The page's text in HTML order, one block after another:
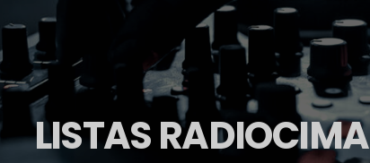
LISTAS RADIOCIMA